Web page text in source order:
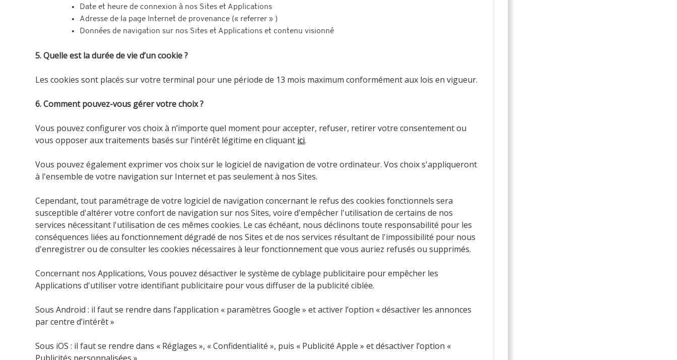
Date et heure de connexion à nos Sites et Applications
Adresse de la page Internet de provenance (« referrer » )
Données de navigation sur nos Sites et Applications et contenu visionné
5. Quelle est la durée de vie d’un cookie ?
Les cookies sont placés sur votre terminal pour une période de 13 mois maximum conformément aux lois en vigueur.
6. Comment pouvez-vous gérer votre choix ?
Vous pouvez configurer vos choix à n’importe quel moment pour accepter, refuser, retirer votre consentement ou
vous opposer aux traitements basés sur l’intérêt légitime en cliquant ici.
Vous pouvez également exprimer vos choix sur le logiciel de navigation de votre ordinateur. Vos choix s'appliqueront
à l'ensemble de votre navigation sur Internet et pas seulement à nos Sites.
Cependant, tout paramétrage de votre logiciel de navigation concernant le refus des cookies fonctionnels sera
susceptible d'altérer votre confort de navigation sur nos Sites, voire d'empêcher l'utilisation de certains de nos
services nécessitant l'utilisation de ces mêmes cookies. Le cas échéant, nous déclinons toute responsabilité pour les
conséquences liées au fonctionnement dégradé de nos Sites et de nos services résultant de l'impossibilité pour nous
d'enregistrer ou de consulter les cookies nécessaires à leur fonctionnement que vous auriez refusés ou supprimés.
Concernant nos Applications, Vous pouvez désactiver le système de cyblage publicitaire pour empêcher les
Applications d'utiliser votre identifiant publicitaire pour vous diffuser de la publicité ciblée.
Sous Android : il faut se rendre dans l’application « paramètres Google » et activer l’option « désactiver les annonces
par centre d’intérêt »
Sous iOS : il faut se rendre dans « Réglages », « Confidentialité », puis « Publicité Apple » et désactiver l’option «